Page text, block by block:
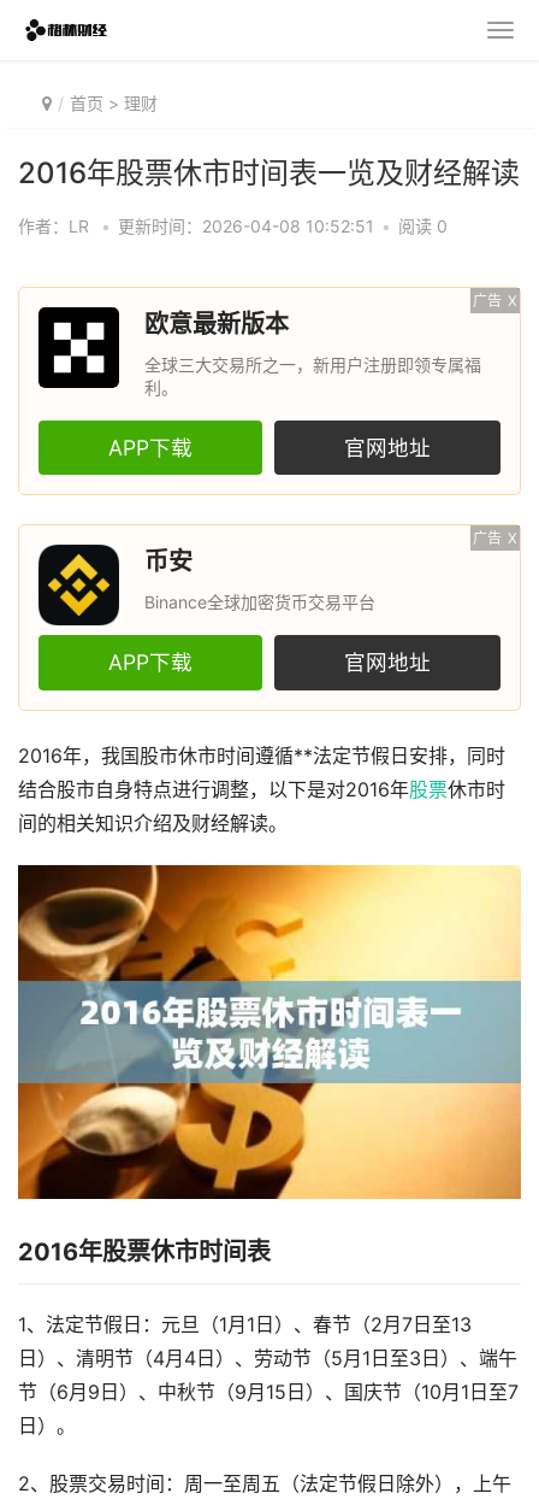
首页 > 理财
2016年股票休市时间表一览及财经解读
作者：LR • 更新时间：2026-04-08 10:52:51 • 阅读 0
广告 X
欧意最新版本
全球三大交易所之一，新用户注册即领专属福
利。
APP下载 官网地址
广告 X
币安
Binance全球加密货币交易平台
APP下载 官网地址
2016年，我国股市休市时间遵循**法定节假日安排，同时
结合股市自身特点进行调整，以下是对2016年股票休市时
间的相关知识介绍及财经解读。
2016年股票休市时间表
1、法定节假日：元旦（1月1日）、春节（2月7日至13
日）、清明节（4月4日）、劳动节（5月1日至3日）、端午
节（6月9日）、中秋节（9月15日）、国庆节（10月1日至7
日）。
2、股票交易时间：周一至周五（法定节假日除外），上午